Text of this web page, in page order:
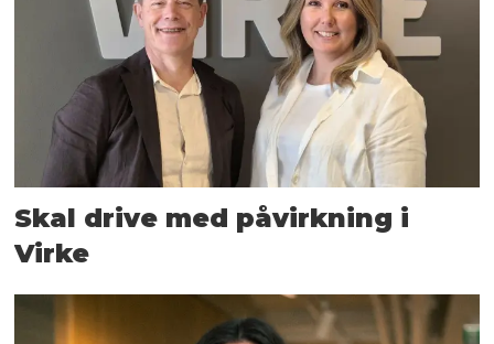
Skal drive med påvirkning i
Virke